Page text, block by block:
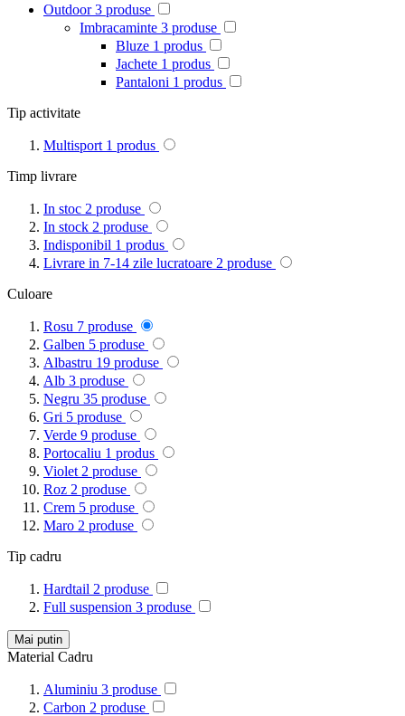
Outdoor 3 produse
Imbracaminte 3 produse
Bluze 1 produs
Jachete 1 produs
Pantaloni 1 produs
Tip activitate
Multisport 1 produs
Timp livrare
In stoc 2 produse
In stock 2 produse
Indisponibil 1 produs
Livrare in 7-14 zile lucratoare 2 produse
Culoare
Rosu 7 produse
Galben 5 produse
Albastru 19 produse
Alb 3 produse
Negru 35 produse
Gri 5 produse
Verde 9 produse
Portocaliu 1 produs
Violet 2 produse
Roz 2 produse
Crem 5 produse
Maro 2 produse
Tip cadru
Hardtail 2 produse
Full suspension 3 produse
Mai putin
Material Cadru
Aluminiu 3 produse
Carbon 2 produse